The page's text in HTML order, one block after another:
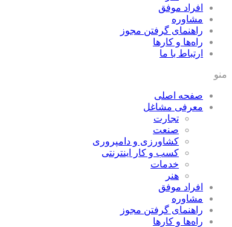
افراد موفق
مشاوره
راهنمای گرفتن مجوز
راه‌ها و كارها
ارتباط با ما
منو
صفحه اصلی
معرفی مشاغل
تجارت
صنعت
كشاورزی و دامپروری
كسب و كار اينترنتی
خدمات
هنر
افراد موفق
مشاوره
راهنمای گرفتن مجوز
راه‌ها و كارها